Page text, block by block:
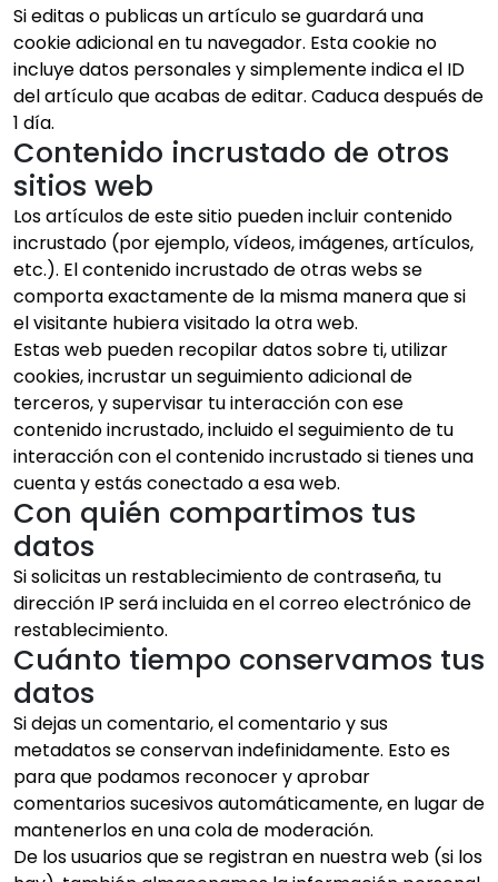
Si editas o publicas un artículo se guardará una
cookie adicional en tu navegador. Esta cookie no
incluye datos personales y simplemente indica el ID
del artículo que acabas de editar. Caduca después de
1 día.
Contenido incrustado de otros
sitios web
Los artículos de este sitio pueden incluir contenido
incrustado (por ejemplo, vídeos, imágenes, artículos,
etc.). El contenido incrustado de otras webs se
comporta exactamente de la misma manera que si
el visitante hubiera visitado la otra web.
Estas web pueden recopilar datos sobre ti, utilizar
cookies, incrustar un seguimiento adicional de
terceros, y supervisar tu interacción con ese
contenido incrustado, incluido el seguimiento de tu
interacción con el contenido incrustado si tienes una
cuenta y estás conectado a esa web.
Con quién compartimos tus
datos
Si solicitas un restablecimiento de contraseña, tu
dirección IP será incluida en el correo electrónico de
restablecimiento.
Cuánto tiempo conservamos tus
datos
Si dejas un comentario, el comentario y sus
metadatos se conservan indefinidamente. Esto es
para que podamos reconocer y aprobar
comentarios sucesivos automáticamente, en lugar de
mantenerlos en una cola de moderación.
De los usuarios que se registran en nuestra web (si los